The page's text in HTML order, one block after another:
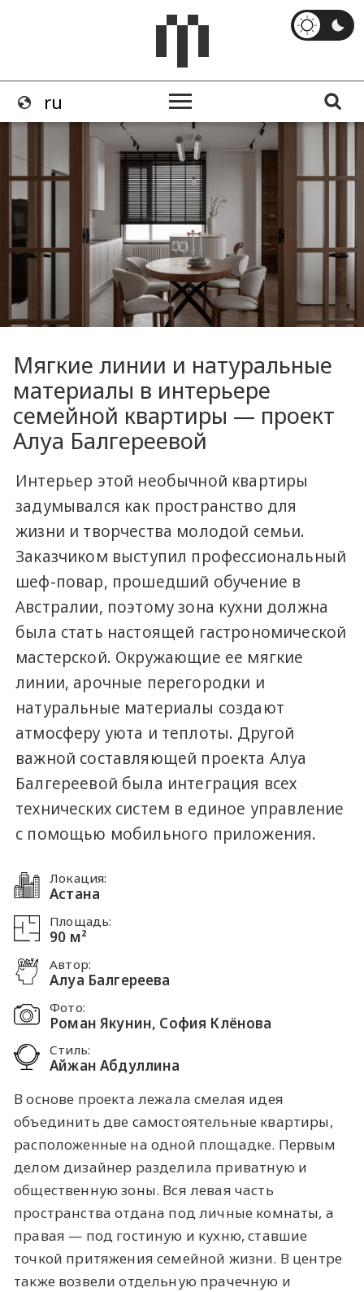
Мягкие линии и натуральные
материалы в интерьере
семейной квартиры — проект
Алуа Балгереевой
Интерьер этой необычной квартиры
задумывался как пространство для
жизни и творчества молодой семьи.
Заказчиком выступил профессиональный
шеф-повар, прошедший обучение в
Австралии, поэтому зона кухни должна
была стать настоящей гастрономической
мастерской. Окружающие ее мягкие
линии, арочные перегородки и
натуральные материалы создают
атмосферу уюта и теплоты. Другой
важной составляющей проекта Алуа
Балгереевой была интеграция всех
технических систем в единое управление
с помощью мобильного приложения.
Локация:
Астана
Площадь:
90 м²
Автор:
Алуа Балгереева
Фото:
Роман Якунин, София Клёнова
Стиль:
Айжан Абдуллина
В основе проекта лежала смелая идея
объединить две самостоятельные квартиры,
расположенные на одной площадке. Первым
делом дизайнер разделила приватную и
общественную зоны. Вся левая часть
пространства отдана под личные комнаты, а
правая — под гостиную и кухню, ставшие
точкой притяжения семейной жизни. В центре
также возвели отдельную прачечную и